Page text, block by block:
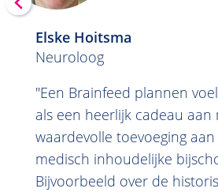
Elske Hoitsma
Neuroloog
"Een Brainfeed plannen
als een heerlijk cadeau aan
waardevolle toevoeging
medisch inhoudelijke
Bijvoorbeeld over de
Vorige